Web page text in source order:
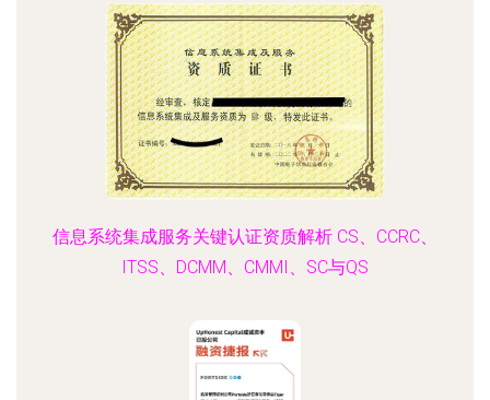
信息系统集成服务关键认证资质解析 CS、CCRC、
ITSS、DCMM、CMMI、SC与QS